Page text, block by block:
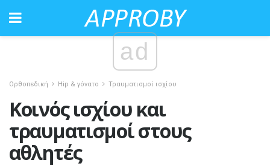
ad
Ορθοπεδική Hip & γόνατο Τραυματισμοί ισχίου
Κοινός ισχίου και
τραυματισμοί στους
αθλητές